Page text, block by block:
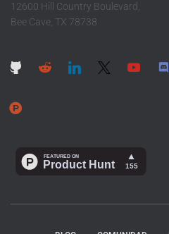
12600 Hill Country Boulevard,
Bee Cave, TX 78738